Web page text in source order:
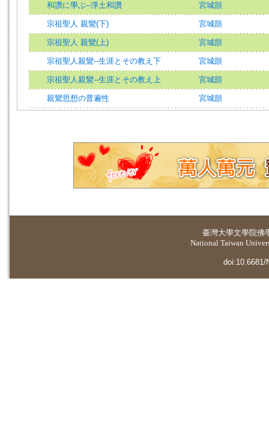
和讚に學ぶ--淨土和讚 宮城顗
宗祖聖人 親鸞(下) 宮城顗
宗祖聖人 親鸞(上) 宮城顗
宗祖聖人親鸞--生涯とその教え下 宮城顗
宗祖聖人親鸞--生涯とその教え上 宮城顗
親鸞思想の普遍性 宮城顗
臺灣大學文學院佛
National Taiwan
doi:10.6681/